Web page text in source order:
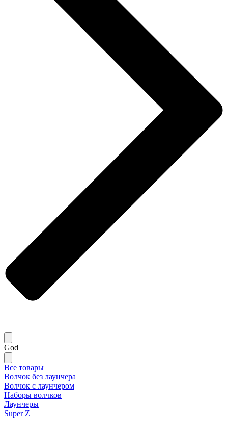
God
Все товары
Волчок без лаунчера
Волчок с лаунчером
Наборы волчков
Лаунчеры
Super Z